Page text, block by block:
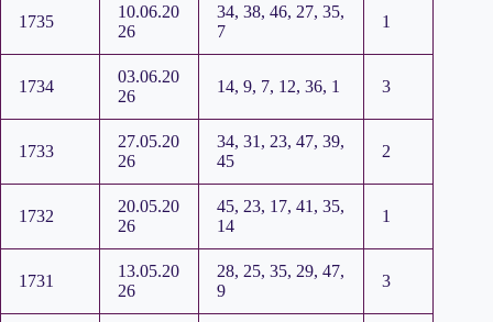
1735
10.06.20
26
34, 38, 46, 27, 35,
7
1
1734
03.06.20
26
14, 9, 7, 12, 36, 1 3
1733
27.05.20
26
34, 31, 23, 47, 39,
45
2
1732
20.05.20
26
45, 23, 17, 41, 35,
14
1
1731
13.05.20
26
28, 25, 35, 29, 47,
9
3